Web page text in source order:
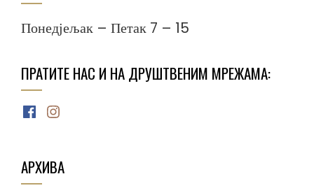
Понедјељак – Петак 7 – 15
ПРАТИТЕ НАС И НА ДРУШТВЕНИМ МРЕЖАМА:
Facebook
Instagram
АРХИВА